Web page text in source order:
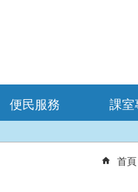
便民服務 課室
首頁